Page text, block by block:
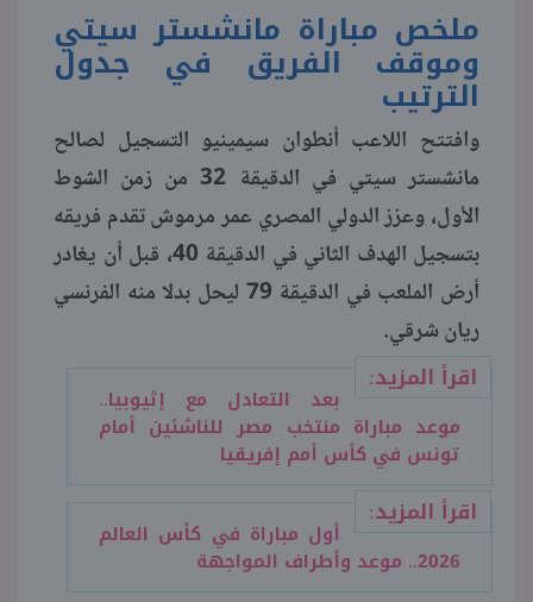
ملخص مباراة مانشستر سيتي
وموقف الفريق في جدول
الترتيب
وافتتح اللاعب أنطوان سيمينيو التسجيل لصالح
مانشستر سيتي في الدقيقة 32 من زمن الشوط
الأول، وعزز الدولي المصري عمر مرموش تقدم فريقه
بتسجيل الهدف الثاني في الدقيقة 40، قبل أن يغادر
أرض الملعب في الدقيقة 79 ليحل بدلا منه الفرنسي
ريان شرقي.
اقرأ المزيد:
بعد التعادل مع إثيوبيا..
موعد مباراة منتخب مصر للناشئين أمام
تونس في كأس أمم إفريقيا
اقرأ المزيد:
أول مباراة في كأس العالم
2026.. موعد وأطراف المواجهة